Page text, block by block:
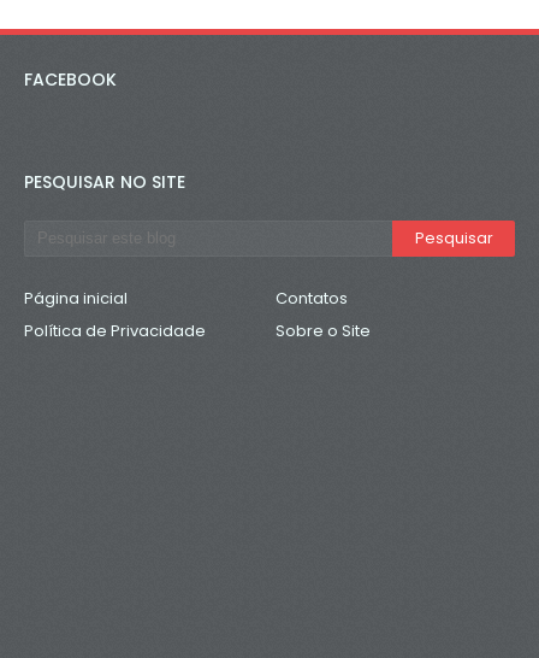
FACEBOOK
PESQUISAR NO SITE
Página inicial
Contatos
Política de Privacidade
Sobre o Site